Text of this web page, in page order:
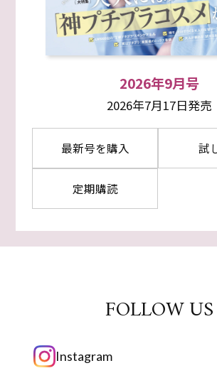
2026年9月号
2026年7月17日発売
最新号を購入 試
定期購読
FOLLOW US
Instagram